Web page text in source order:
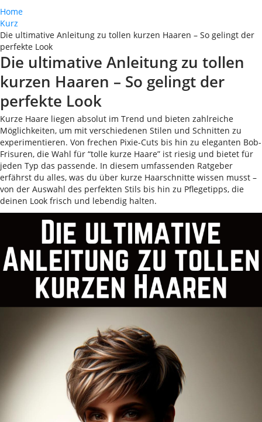
Home
Kurz
Die ultimative Anleitung zu tollen kurzen Haaren – So gelingt der
perfekte Look
Die ultimative Anleitung zu tollen
kurzen Haaren – So gelingt der
perfekte Look
Kurze Haare liegen absolut im Trend und bieten zahlreiche
Möglichkeiten, um mit verschiedenen Stilen und Schnitten zu
experimentieren. Von frechen Pixie-Cuts bis hin zu eleganten Bob-
Frisuren, die Wahl für “tolle kurze Haare” ist riesig und bietet für
jeden Typ das passende. In diesem umfassenden Ratgeber
erfährst du alles, was du über kurze Haarschnitte wissen musst –
von der Auswahl des perfekten Stils bis hin zu Pflegetipps, die
deinen Look frisch und lebendig halten.